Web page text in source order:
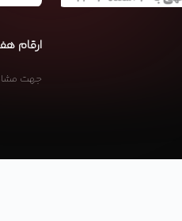
ارقام هفته
جهت